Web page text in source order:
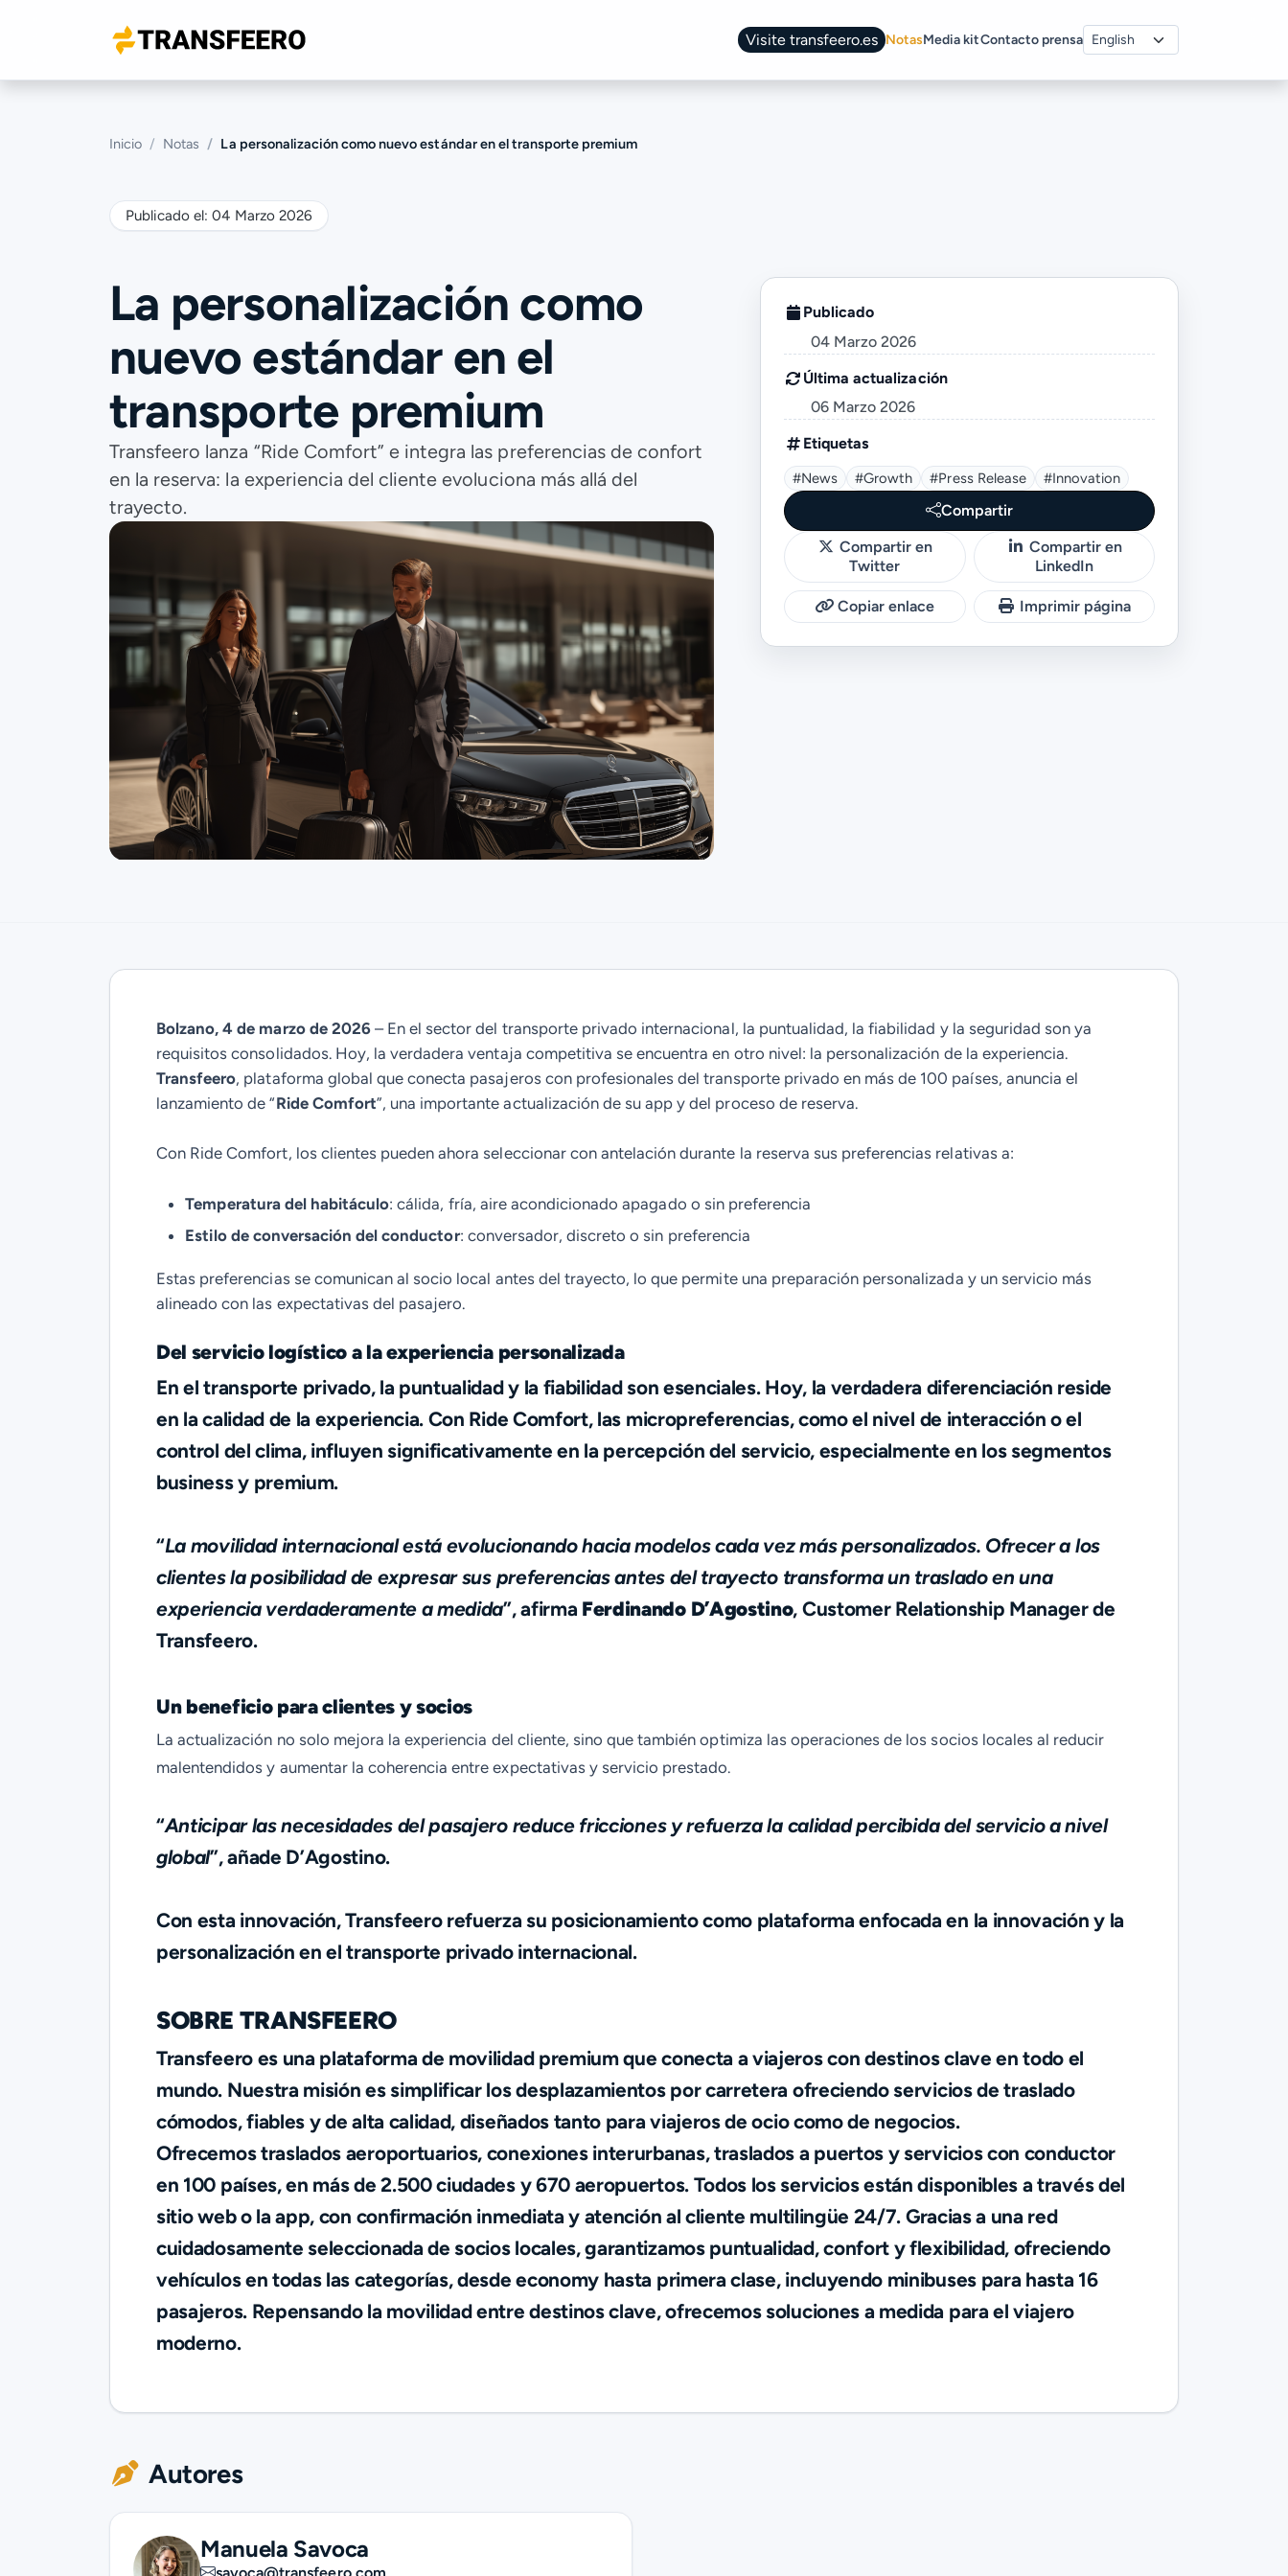
Visite transfeero.es NotasMedia kitContacto prensa
Change language
Inicio Notas La personalización como nuevo estándar en el transporte premium
Publicado el:04 Marzo 2026
La personalización como
nuevo estándar en el
transporte premium
Transfeero lanza “Ride Comfort” e integra las preferencias de confort
en la reserva: la experiencia del cliente evoluciona más allá del
trayecto.
Publicado
04 Marzo 2026
Última actualización
06 Marzo 2026
Etiquetas
#news #growth #press Release #innovation
Compartir
Compartir en
Twitter
Compartir en
LinkedIn
Copiar enlace Imprimir página
Bolzano, 4 de marzo de 2026– En el sector del transporte privado internacional, la puntualidad, la fiabilidad y la seguridad son ya
requisitos consolidados. Hoy, la verdadera ventaja competitiva se encuentra en otro nivel: la personalización de la experiencia.
Transfeero, plataforma global que conecta pasajeros con profesionales del transporte privado en más de 100 países, anuncia el
lanzamiento de “Ride Comfort”, una importante actualización de su app y del proceso de reserva.
Con Ride Comfort, los clientes pueden ahora seleccionar con antelación durante la reserva sus preferencias relativas a:
Temperatura del habitáculo: cálida, fría, aire acondicionado apagado o sin preferencia
Estilo de conversación del conductor: conversador, discreto o sin preferencia
Estas preferencias se comunican al socio local antes del trayecto, lo que permite una preparación personalizada y un servicio más
alineado con las expectativas del pasajero.
Del servicio logístico a la experiencia personalizada
En el transporte privado, la puntualidad y la fiabilidad son esenciales. Hoy, la verdadera diferenciación reside
en la calidad de la experiencia. Con Ride Comfort, las micropreferencias, como el nivel de interacción o el
control del clima, influyen significativamente en la percepción del servicio, especialmente en los segmentos
business y premium.
“La movilidad internacional está evolucionando hacia modelos cada vez más personalizados. Ofrecer a los
clientes la posibilidad de expresar sus preferencias antes del trayecto transforma un traslado en una
experiencia verdaderamente a medida”, afirma Ferdinando D’Agostino, Customer Relationship Manager de
Transfeero.
Un beneficio para clientes y socios
La actualización no solo mejora la experiencia del cliente, sino que también optimiza las operaciones de los socios locales al reducir
malentendidos y aumentar la coherencia entre expectativas y servicio prestado.
“Anticipar las necesidades del pasajero reduce fricciones y refuerza la calidad percibida del servicio a nivel
global”, añade D’Agostino.
Con esta innovación, Transfeero refuerza su posicionamiento como plataforma enfocada en la innovación y la
personalización en el transporte privado internacional.
SOBRE TRANSFEERO
Transfeero es una plataforma de movilidad premium que conecta a viajeros con destinos clave en todo el
mundo. Nuestra misión es simplificar los desplazamientos por carretera ofreciendo servicios de traslado
cómodos, fiables y de alta calidad, diseñados tanto para viajeros de ocio como de negocios.
Ofrecemos traslados aeroportuarios, conexiones interurbanas, traslados a puertos y servicios con conductor
en 100 países, en más de 2.500 ciudades y 670 aeropuertos. Todos los servicios están disponibles a través del
sitio web o la app, con confirmación inmediata y atención al cliente multilingüe 24/7. Gracias a una red
cuidadosamente seleccionada de socios locales, garantizamos puntualidad, confort y flexibilidad, ofreciendo
vehículos en todas las categorías, desde economy hasta primera clase, incluyendo minibuses para hasta 16
pasajeros. Repensando la movilidad entre destinos clave, ofrecemos soluciones a medida para el viajero
moderno.
Autores
Manuela Savoca